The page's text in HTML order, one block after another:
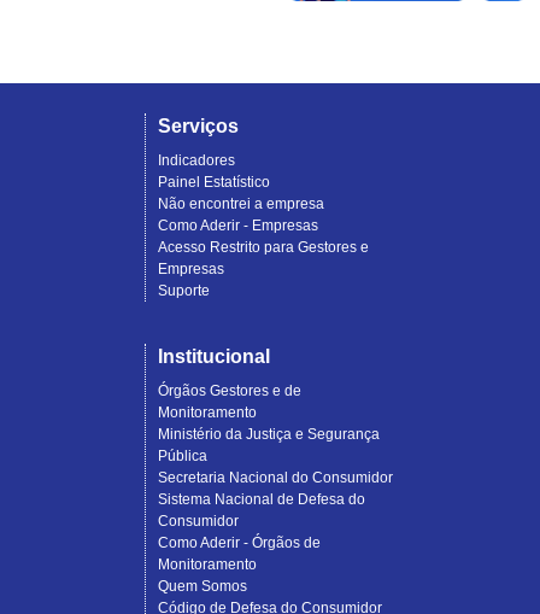
Serviços
Indicadores
Painel Estatístico
Não encontrei a empresa
Como Aderir - Empresas
Acesso Restrito para Gestores e
Empresas
Suporte
Institucional
Órgãos Gestores e de
Monitoramento
Ministério da Justiça e Segurança
Pública
Secretaria Nacional do Consumidor
Sistema Nacional de Defesa do
Consumidor
Como Aderir - Órgãos de
Monitoramento
Quem Somos
Código de Defesa do Consumidor